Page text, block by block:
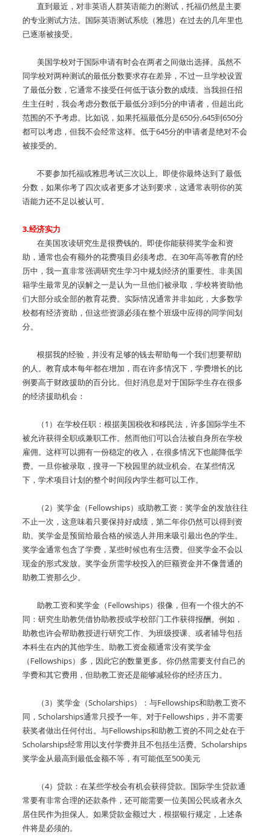
直到最近，对非英语人群英语能力的测试，托福仍然是主要
的专业测试方法。国际英语测试系统（雅思）在过去的几年里也
已逐渐被接受。
美国学校对于国际申请有时会在两者之间做出选择。虽然不
同学校对两种测试的最低分数要求存在差异，不过一旦学校设置
了最低分数，它通常不接受任何低于该分数的成绩。当我担任招
生主任时，我会考虑分数低于最低分3到5分的申请者，但超出此
范围的不予考虑。比如说，如果托福最低分是650分,645到650分
都可以考虑，但我不会经常这样。低于645分的申请者是绝对不会
被接受的。
不要参加托福或雅思考试三次以上。即使你最终达到了最低
分数，如果你考了四次或者更多才达到要求，这通常表明你的英
语能力还不足以被认可。
3.经济实力
在美国攻读研究生是很费钱的。即使你能获得奖学金和资
助，通常也会有额外的花费项目必须考虑。在30年高等教育的经
历中，我一直非常强调研究生学习中规划经济的重要性。非美国
籍学生最常见的误解之一是认为一旦他们被录取，学校将资助他
们大部分或全部的教育花费。实际情况通常并非如此，大多数学
校都有经济资助，但这些资源必须在整个班级中应得的同学间划
分。
根据我的经验，并没有足够的钱去帮助每一个我们想要帮助
的人。教育成本每年都在增加，而在许多情况下，学费增长的比
例要高于财政援助的百分比。但好消息是对于国际学生存在很多
的经济援助机会：
（1）在学校任职：根据美国税收和移民法，许多国际学生不
被允许获得全职或兼职工作。然而他们可以合法被自身所在学校
雇佣。这样可以拥有一份稳定的收入，在很多情况下也能降低学
费。一旦你被录取，搜寻一下校园里的就业机会。在某些情况
下，学术项目计划的整个时间段内学生都可以工作。
（2）奖学金（Fellowships）或助教工资：奖学金的发放往往
不止一次，这意味着只要保持好成绩，第二年你仍然可以得到资
助。奖学金是预留给最合格的候选人并用来吸引最出色的学生。
奖学金通常包含了学费，某些时候也有生活费。但奖学金不会以
现金的形式发放。奖学金所需学校投入的巨额资金并不像普通的
助教工资那么少。
助教工资和奖学金（Fellowships）很像，但有一个很大的不
同：研究生助教凭借协助教授或学校部门工作获得报酬。例如，
助教也许会帮助教授进行研究工作、为班级授课、或者辅导包括
本科生在内的其他学生。助教工资金额通常没有奖学金
（Fellowships）多，因此它的数量更多。你仍然需要支付自己的
学费和其它费用，但助教工资还是能够减轻你的经济压力。
（3）奖学金（Scholarships）：与Fellowships和助教工资不
同，Scholarships通常只授予一年。对于Fellowships，并不需要
获奖者做出任何付出。与Fellowships和助教工资的不同之处在于
Scholarships经常用以支付学费并且不包括生活费。Scholarships
奖学金从最高到最低金额不等，有可能低至500美元
（4）贷款：在某些学校会有机会获得贷款。国际学生贷款通
常要有非常合理的还款条件，还可能需要一位美国公民或者永久
居住民作为担保人。如果贷款金额过大，根据银行规定，上述条
件将是必须的。